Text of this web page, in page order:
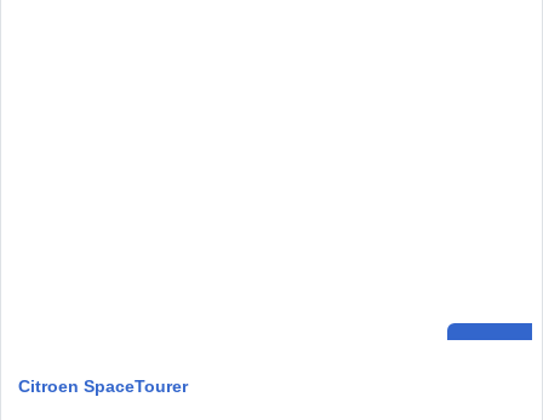
Citroen SpaceTourer